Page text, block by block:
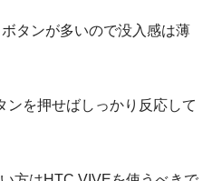
タンが多いので没入感は薄
ンを押せばしっかり反応して